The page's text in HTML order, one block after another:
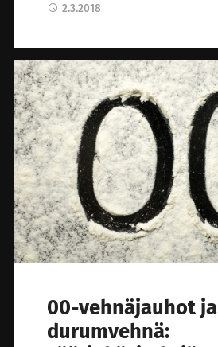
2.3.2018
00-vehnäjauhot ja
durumvehnä: